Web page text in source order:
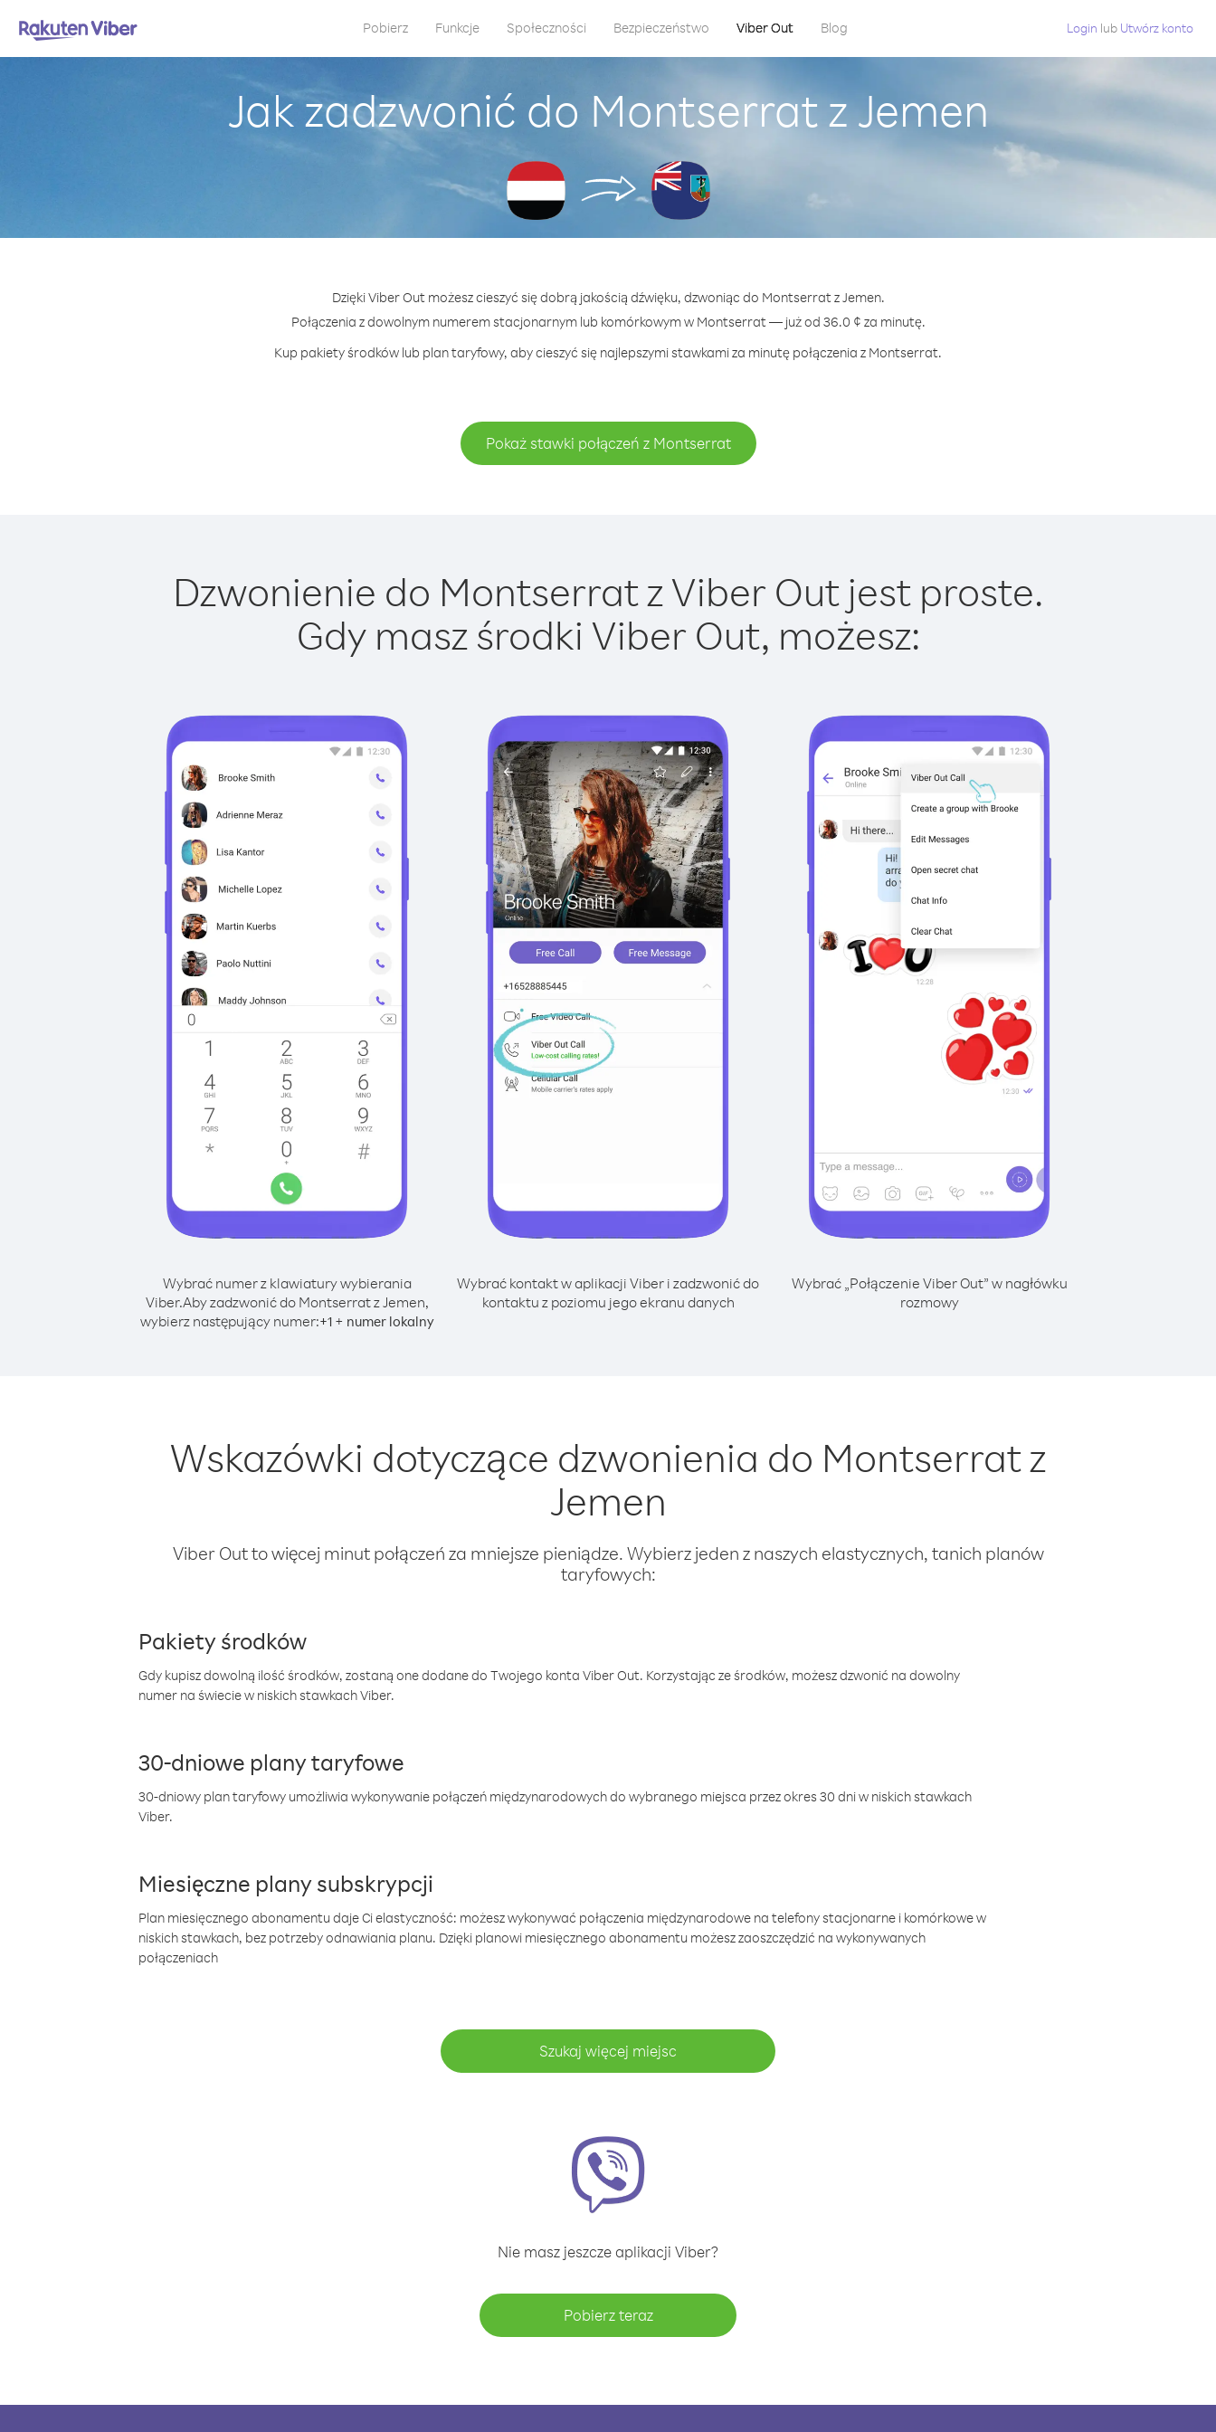
Pobierz Funkcje Społeczności Bezpieczeństwo Viber Out Blog Login lub Utwórz konto
Jak zadzwonić do Montserrat z Jemen
Dzięki Viber Out możesz cieszyć się dobrą jakością dźwięku, dzwoniąc do Montserrat z Jemen.
Połączenia z dowolnym numerem stacjonarnym lub komórkowym w Montserrat — już od 36.0 ¢ za minutę.
Kup pakiety środków lub plan taryfowy, aby cieszyć się najlepszymi stawkami za minutę połączenia z Montserrat.
Pokaż stawki połączeń z Montserrat
Dzwonienie do Montserrat z Viber Out jest proste.
Gdy masz środki Viber Out, możesz:
Wybrać numer z klawiatury wybierania
Viber.Aby zadzwonić do Montserrat z Jemen,
wybierz następujący numer:+1+ numer lokalny
Wybrać kontakt w aplikacji Viber i zadzwonić do
kontaktu z poziomu jego ekranu danych
Wybrać „Połączenie Viber Out” w nagłówku
rozmowy
Wskazówki dotyczące dzwonienia do Montserrat z
Jemen
Viber Out to więcej minut połączeń za mniejsze pieniądze. Wybierz jeden z naszych elastycznych, tanich planów
taryfowych:
Pakiety środków
Gdy kupisz dowolną ilość środków, zostaną one dodane do Twojego konta Viber Out. Korzystając ze środków, możesz dzwonić na dowolny
numer na świecie w niskich stawkach Viber.
30-dniowe plany taryfowe
30-dniowy plan taryfowy umożliwia wykonywanie połączeń międzynarodowych do wybranego miejsca przez okres 30 dni w niskich stawkach
Viber.
Miesięczne plany subskrypcji
Plan miesięcznego abonamentu daje Ci elastyczność: możesz wykonywać połączenia międzynarodowe na telefony stacjonarne i komórkowe w
niskich stawkach, bez potrzeby odnawiania planu. Dzięki planowi miesięcznego abonamentu możesz zaoszczędzić na wykonywanych
połączeniach
Szukaj więcej miejsc
Nie masz jeszcze aplikacji Viber?
Pobierz teraz